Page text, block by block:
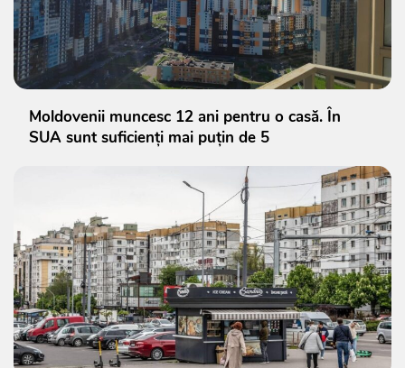
Moldovenii muncesc 12 ani pentru o casă. În
SUA sunt suficienți mai puțin de 5